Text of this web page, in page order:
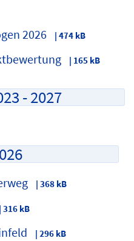
2026
| 474 kB
| 165 kB
- 2027
| 368 kB
| 316 kB
| 296 kB